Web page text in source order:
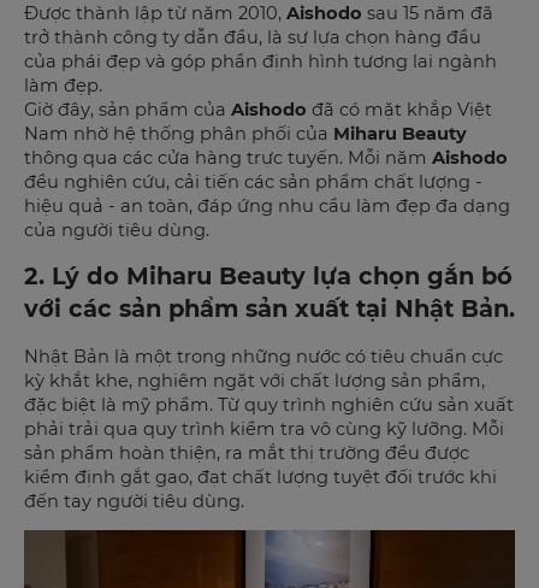
Được thành lập từ năm 2010, Aishodo sau 15 năm đã
trở thành công ty dẫn đầu, là sự lựa chọn hàng đầu
của phái đẹp và góp phần định hình tương lai ngành
làm đẹp.
Giờ đây, sản phẩm của Aishodo đã có mặt khắp Việt
Nam nhờ hệ thống phân phối của Miharu Beauty
thông qua các cửa hàng trực tuyến. Mỗi năm Aishodo
đều nghiên cứu, cải tiến các sản phẩm chất lượng -
hiệu quả - an toàn, đáp ứng nhu cầu làm đẹp đa dạng
của người tiêu dùng.
2. Lý do Miharu Beauty lựa chọn gắn bó
với các sản phẩm sản xuất tại Nhật Bản.
Nhật Bản là một trong những nước có tiêu chuẩn cực
kỳ khắt khe, nghiêm ngặt với chất lượng sản phẩm,
đặc biệt là mỹ phẩm. Từ quy trình nghiên cứu sản xuất
phải trải qua quy trình kiểm tra vô cùng kỹ lưỡng. Mỗi
sản phẩm hoàn thiện, ra mắt thị trường đều được
kiểm định gắt gao, đạt chất lượng tuyệt đối trước khi
đến tay người tiêu dùng.